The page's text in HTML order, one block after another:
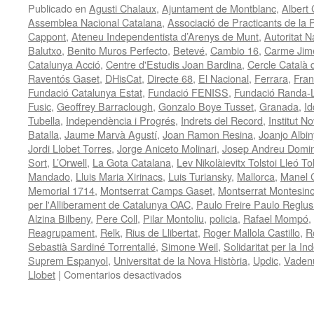
Publicado en Agusti Chalaux, Ajuntament de Montblanc, Albert
Assemblea Nacional Catalana, Associació de Practicants de la
Cappont, Ateneu Independentista d’Arenys de Munt, Autoritat
Balutxo, Benito Muros Perfecto, Betevé, Cambio 16, Carme
Catalunya Acció, Centre d'Estudis Joan Bardina, Cercle Català
Raventós Gaset, DHisCat, Directe 68, El Nacional, Ferrara,
Fundació Catalunya Estat, Fundació FENISS, Fundació
Fusic, Geoffrey Barraclough, Gonzalo Boye Tusset, Granada,
Tubella, Independència i Progrés, Indrets del Record, Institut
Batalla, Jaume Marvà Agustí, Joan Ramon Resina, Joanjo
Jordi Llobet Torres, Jorge Aniceto Molinari, Josep Andreu
Sort, L’Orwell, La Gota Catalana, Lev Nikolàievitx Tolstoi Lleó
Mandado, Lluis Maria Xirinacs, Luis Turiansky, Mallorca, Manel
Memorial 1714, Montserrat Camps Gaset, Montserrat
per l'Alliberament de Catalunya OAC, Paulo Freire Paulo
Alzina Bilbeny, Pere Coll, Pilar Montoliu, policia, Rafael Mompó,
Reagrupament, Relk, Rius de Llibertat, Roger Mallola Castillo,
Sebastià Sardiné Torrentallé, Simone Weil, Solidaritat per la
Suprem Espanyol, Universitat de la Nova Història, Updic,
Llobet | Comentarios desactivadosen